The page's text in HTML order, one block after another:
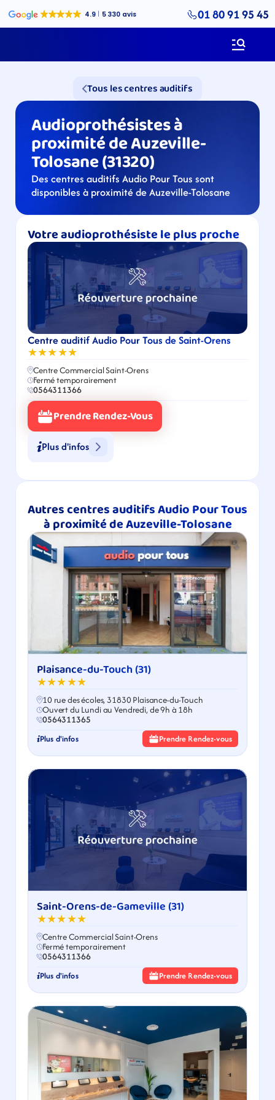
01 80 91 95 45
Tous les centres auditifs
Audioprothésistes à
proximité de Auzeville-
Tolosane (31320)
Des centres auditifs Audio Pour Tous sont
disponibles à proximité de Auzeville-Tolosane
Votre audioprothésiste le plus proche
Centre auditif Audio Pour Tous de Saint-Orens
★★★★★
Centre Commercial Saint-Orens
Fermé temporairement
0564311366
Prendre Rendez-Vous
Plus d'infos
Autres centres auditifs Audio Pour Tous
à proximité de Auzeville-Tolosane
Plaisance-du-Touch (31)
★★★★★
10 rue des écoles, 31830 Plaisance-du-Touch
Ouvert du Lundi au Vendredi, de 9h à 18h
0564311365
Plus d'infos Prendre Rendez-vous
Saint-Orens-de-Gameville (31)
★★★★★
Centre Commercial Saint-Orens
Fermé temporairement
0564311366
Plus d'infos Prendre Rendez-vous